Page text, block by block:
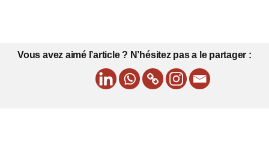
Vous avez aimé l’article ? N’hésitez pas a le partager :